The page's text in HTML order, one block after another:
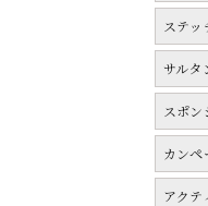
ステッ
サルタ
スポン
カンペ
アクテ